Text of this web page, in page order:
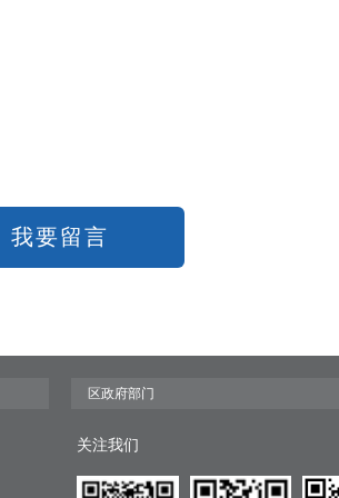
我要留言
关注我们